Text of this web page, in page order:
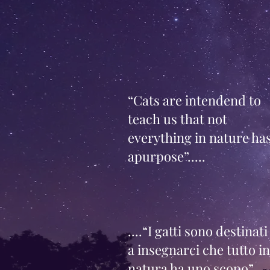
“Cats are intendend to
teach us that not
everything in nature
apurpose”.....
....“I gatti sono destinati
a insegnarci che tutto in